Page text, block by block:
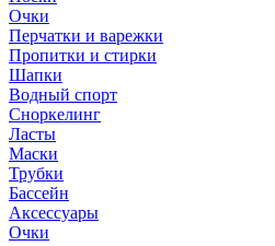
Очки
Перчатки и варежки
Пропитки и стирки
Шапки
Водный спорт
Сноркелинг
Ласты
Маски
Трубки
Бассейн
Аксессуары
Очки